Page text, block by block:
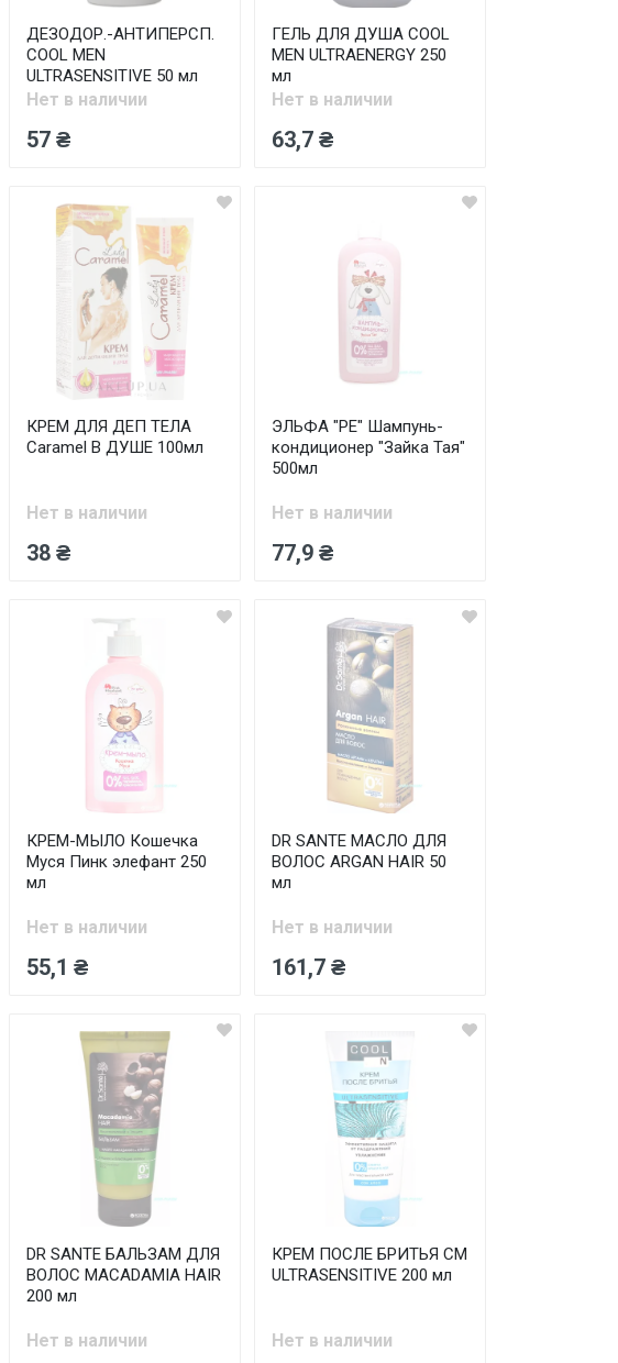
ДЕЗОДОР.-АНТИПЕРСП.
COOL MEN
ULTRASENSITIVE 50 мл
Нет в наличии
57 ₴
ГЕЛЬ ДЛЯ ДУША COOL
MEN ULTRAENERGY 250
мл
Нет в наличии
63,7 ₴
КРЕМ ДЛЯ ДЕП ТЕЛА
Caramel В ДУШЕ 100мл
Нет в наличии
38 ₴
ЭЛЬФА "PE" Шампунь-
кондиционер "Зайка Тая"
500мл
Нет в наличии
77,9 ₴
КРЕМ-МЫЛО Кошечка
Муся Пинк элефант 250
мл
Нет в наличии
55,1 ₴
DR SANTE МАСЛО ДЛЯ
ВОЛОС ARGAN HAIR 50
мл
Нет в наличии
161,7 ₴
DR SANTE БАЛЬЗАМ ДЛЯ
ВОЛОС MACADAMIA HAIR
200 мл
Нет в наличии
КРЕМ ПОСЛЕ БРИТЬЯ СМ
ULTRASENSITIVE 200 мл
Нет в наличии